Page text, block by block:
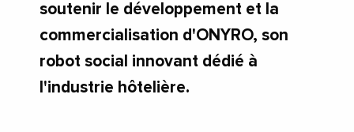
soutenir le développement et la
commercialisation d'ONYRO, son
robot social innovant dédié à
l'industrie hôtelière.